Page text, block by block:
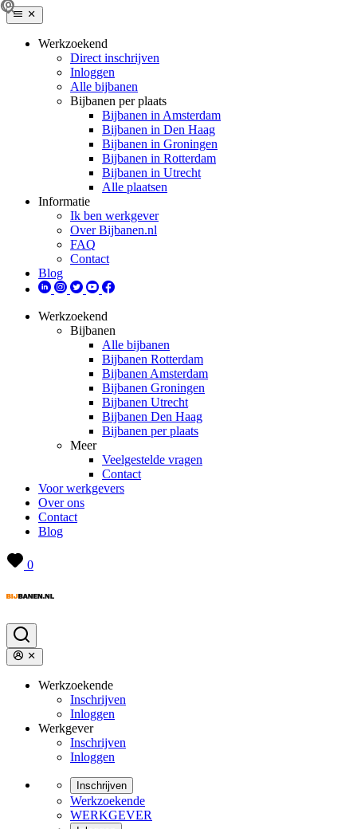
Werkzoekend
Direct inschrijven
Inloggen
Alle bijbanen
Bijbanen per plaats
Bijbanen in Amsterdam
Bijbanen in Den Haag
Bijbanen in Groningen
Bijbanen in Rotterdam
Bijbanen in Utrecht
Alle plaatsen
Informatie
Ik ben werkgever
Over Bijbanen.nl
FAQ
Contact
Blog
Werkzoekend
Bijbanen
Alle bijbanen
Bijbanen Rotterdam
Bijbanen Amsterdam
Bijbanen Groningen
Bijbanen Utrecht
Bijbanen Den Haag
Bijbanen per plaats
Meer
Veelgestelde vragen
Contact
Voor werkgevers
Over ons
Contact
Blog
0
Werkzoekende
Inschrijven
Inloggen
Werkgever
Inschrijven
Inloggen
Inschrijven
Werkzoekende
WERKGEVER